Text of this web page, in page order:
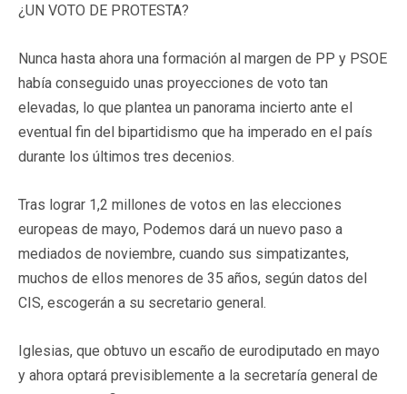
¿UN VOTO DE PROTESTA?
Nunca hasta ahora una formación al margen de PP y PSOE
había conseguido unas proyecciones de voto tan
elevadas, lo que plantea un panorama incierto ante el
eventual fin del bipartidismo que ha imperado en el país
durante los últimos tres decenios.
Tras lograr 1,2 millones de votos en las elecciones
europeas de mayo, Podemos dará un nuevo paso a
mediados de noviembre, cuando sus simpatizantes,
muchos de ellos menores de 35 años, según datos del
CIS, escogerán a su secretario general.
Iglesias, que obtuvo un escaño de eurodiputado en mayo
y ahora optará previsiblemente a la secretaría general de